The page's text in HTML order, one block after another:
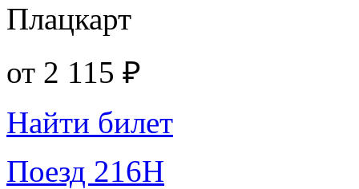
Плацкарт
от 2 115 ₽
Найти билет
Поезд 216Н